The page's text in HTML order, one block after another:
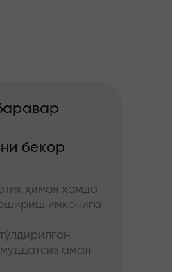
бекор
ҳимоя ҳамда
имконига
амал